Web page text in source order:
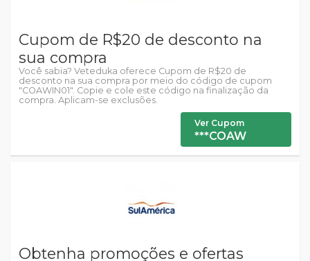
Cupom de R$20 de desconto na
sua compra
Você sabia? Veteduka oferece Cupom de R$20 de
desconto na sua compra por meio do código de cupom
"COAWIN01". Copie e cole este código na finalização da
compra. Aplicam-se exclusões.
Ver Cupom
***COAW
Obtenha promoções e ofertas